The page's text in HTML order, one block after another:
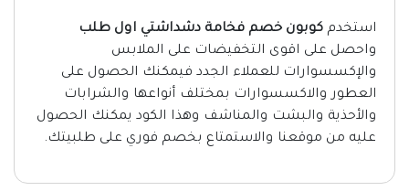
استخدم كوبون خصم فخامة دشداشتي اول طلب
واحصل على اقوى التخفيضات على الملابس
والإكسسوارات للعملاء الجدد فيمكنك الحصول على
العطور والاكسسوارات بمختلف أنواعها والشرابات
والأحذية والبشت والمناشف وهذا الكود يمكنك الحصول
عليه من موقعنا والاستمتاع بخصم فوري على طلبيتك.